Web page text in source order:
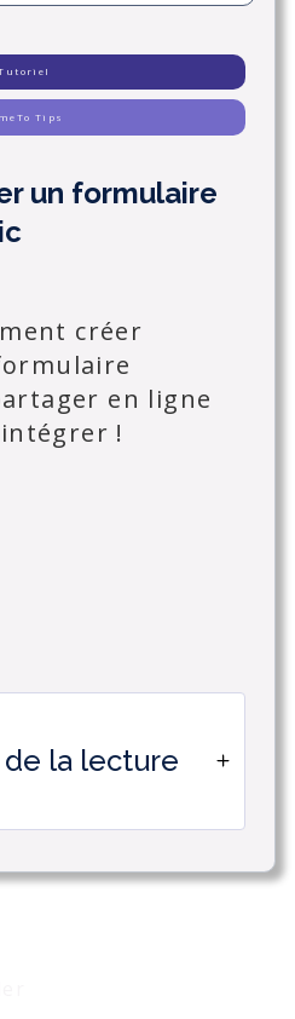
Tips
un formulaire
créer
en ligne
!
la lecture